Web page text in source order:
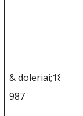
& doleriai;181
987